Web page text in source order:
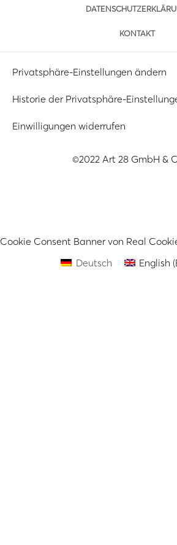
KONTAKT
Privatsphäre-Einstellungen ändern
Historie der Privatsphäre-
Einwilligungen widerrufen
©2022 Art 28 GmbH &
Cookie Consent Banner von Real
Deutsch
English (